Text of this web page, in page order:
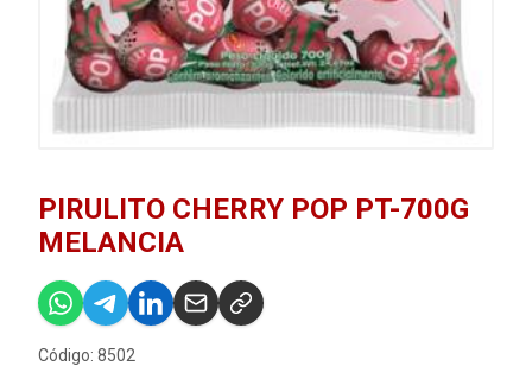
PIRULITO CHERRY POP PT-700G
MELANCIA
Código: 8502